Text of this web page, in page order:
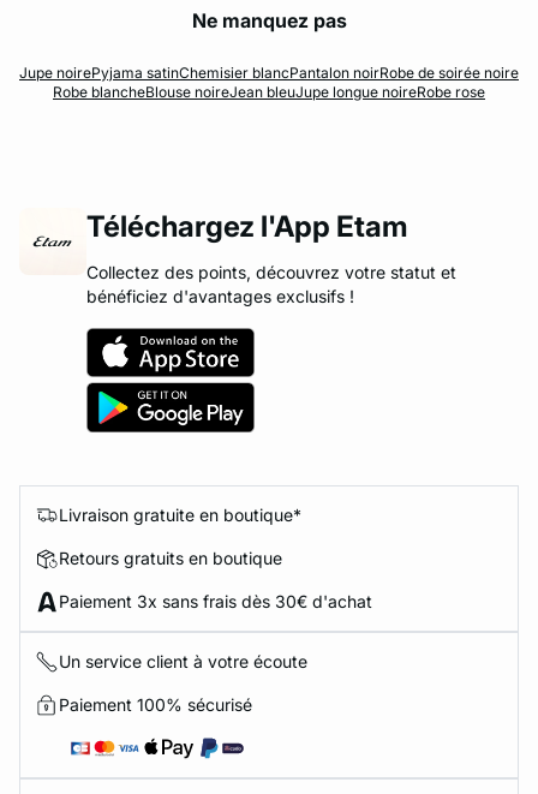
Ne manquez pas
Jupe noirePyjama satinChemisier blancPantalon noirRobe de soirée noire
Robe blancheBlouse noireJean bleuJupe longue noireRobe rose
Téléchargez l'App Etam
Collectez des points, découvrez votre statut et
bénéficiez d'avantages exclusifs !
Livraison gratuite en boutique*
Retours gratuits en boutique
Paiement 3x sans frais dès 30€ d'achat
Un service client à votre écoute
Paiement 100% sécurisé